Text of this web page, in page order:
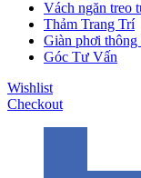
Vách ngăn treo
Thảm Trang Trí
Giàn phơi thông
Góc Tư Vấn
Wishlist
Checkout